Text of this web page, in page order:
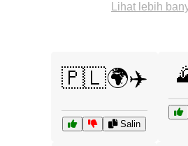
percakapan Anda untuk
lainnya untuk menemukan
mengekspresikan
Lihat lebih
🇵🇱🌍✈️
Salin